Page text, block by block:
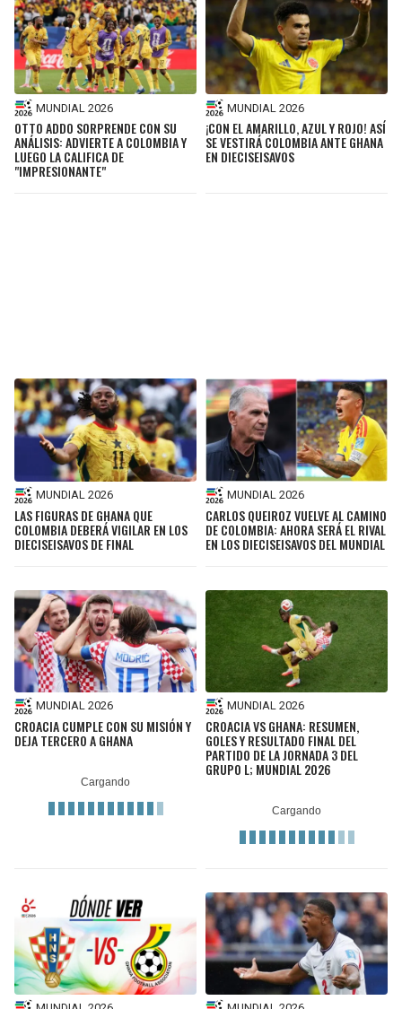
MUNDIAL 2026
OTTO ADDO SORPRENDE CON SU
ANÁLISIS: ADVIERTE A COLOMBIA Y
LUEGO LA CALIFICA DE
"IMPRESIONANTE"
MUNDIAL 2026
¡CON EL AMARILLO, AZUL Y ROJO! ASÍ
SE VESTIRÁ COLOMBIA ANTE GHANA
EN DIECISEISAVOS
MUNDIAL 2026
LAS FIGURAS DE GHANA QUE
COLOMBIA DEBERÁ VIGILAR EN LOS
DIECISEISAVOS DE FINAL
MUNDIAL 2026
CARLOS QUEIROZ VUELVE AL CAMINO
DE COLOMBIA: AHORA SERÁ EL RIVAL
EN LOS DIECISEISAVOS DEL MUNDIAL
MUNDIAL 2026
CROACIA CUMPLE CON SU MISIÓN Y
DEJA TERCERO A GHANA
MUNDIAL 2026
CROACIA VS GHANA: RESUMEN,
GOLES Y RESULTADO FINAL DEL
PARTIDO DE LA JORNADA 3 DEL
GRUPO L; MUNDIAL 2026